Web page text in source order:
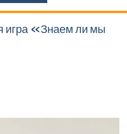
игра «Знаем ли мы